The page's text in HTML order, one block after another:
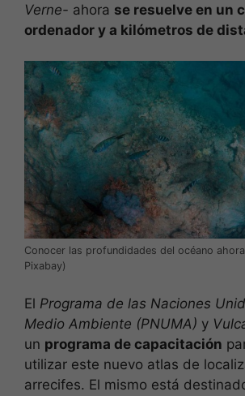
Verne- ahora se resuelve en un
ordenador y a kilómetros de
Conocer las profundidades del océano
Pixabay)
El Programa de las Naciones
Medio Ambiente (PNUMA) y
un programa de capacitación
utilizar este nuevo atlas de
arrecifes. El mismo está